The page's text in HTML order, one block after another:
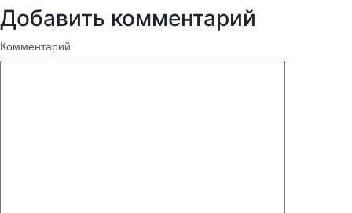
Добавить комментарий
Комментарий